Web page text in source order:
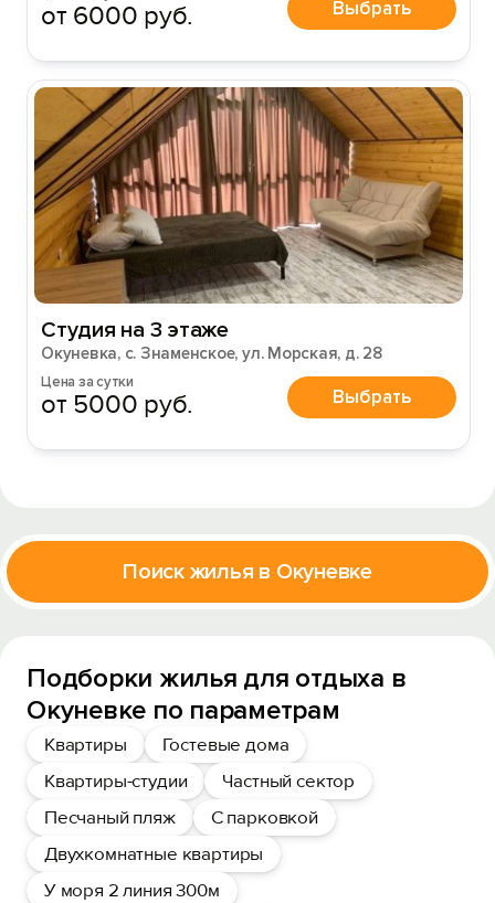
от 6000 руб. Выбрать
Студия на 3 этаже
Окуневка, с. Знаменское, ул. Морская, д. 28
Цена за сутки
от 5000 руб. Выбрать
Поиск жилья в Окуневке
Подборки жилья для отдыха в
Окуневке по параметрам
Квартиры
Гостевые дома
Квартиры-студии
Частный сектор
Песчаный пляж
С парковкой
Двухкомнатные квартиры
У моря 2 линия 300м